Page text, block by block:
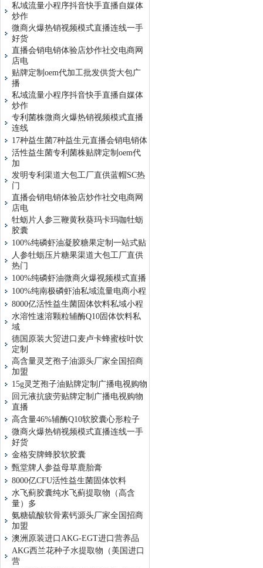
私域流量小程序抖音快手直播自媒体
炒作
微商火爆热销视频模式直播连线一手
好货
直播会销电销体验店炒作社交电商网
店电
贴牌定制oem代加工批发供货大包广
播
私域流量小程序抖音快手直播自媒体
炒作
专利菌株微商火爆热销视频模式直播
连线
17种益生菌7种益生元直播会销电销体
活性益生菌专利菌株贴牌定制oem代
加
发明专利渠道大包工厂直供蓝帽SC热
门
直播会销电销体验店炒作社交电商网
店电
牡蛎片人参三鞭黄秋葵玛卡玛咖牡蛎
胶囊
100%纯磷虾油凝胶糖果定制一站式贴
人参牡蛎压片糖果渠道大包工厂直供
热门
100%纯磷虾油微商火爆视频模式直播
100%纯南极磷虾油私域流量电商小程
8000亿活性益生菌固体饮料私域小程
水溶性速溶颗粒辅酶Q10固体饮料私
域
德国原装大贸进口麦卢卡蜂蜜桉叶饮
定制
高含量灵芝孢子油源头厂家全国招商
加盟
15g灵芝孢子油贴牌定制广播电视购物
回元液抗疲劳贴牌定制广播电视购物
直播
高含量46%辅酶Q10软胶囊心形粒子
微商火爆热销视频模式直播连线一手
好货
金格安牌蜂胶软胶囊
甄堂牌人参益母草鹿胎膏
8000亿CFU活性益生菌固体饮料
水飞蓟胶囊纯水飞蓟提取物（高含
量）多
氨糖硫酸软骨素钙源头厂家全国招商
加盟
澳洲原装进口AKG-EGT进口营养品
AKG西兰花种子水提取物（美国进口
营